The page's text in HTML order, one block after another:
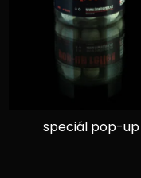
speciál pop-up